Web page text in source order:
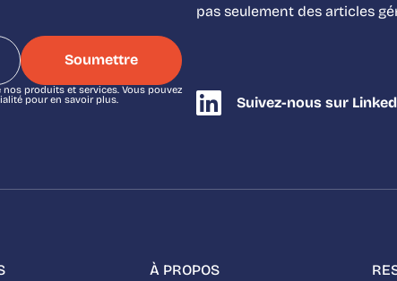
produits et services. Vous pouvez
pour en savoir plus.
pas seulement des articles
Suivez-nous sur
À PROPOS